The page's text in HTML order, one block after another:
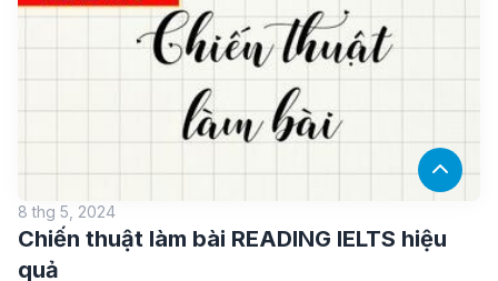
8 thg 5, 2024
Chiến thuật làm bài READING IELTS hiệu
quả